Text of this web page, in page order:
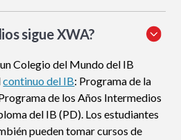
sigue XWA?
Colegio del Mundo del IB
continuo del IB: Programa de la
de los Años Intermedios
del IB (PD). Los estudiantes
pueden tomar cursos de